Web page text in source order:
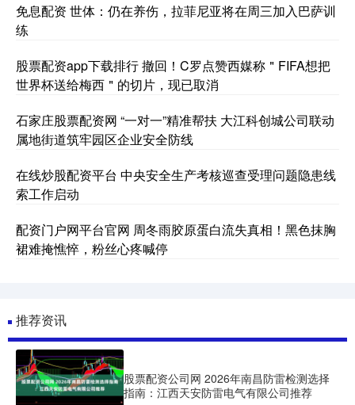
免息配资 世体：仍在养伤，拉菲尼亚将在周三加入巴萨训
练
股票配资app下载排行 撤回！C罗点赞西媒称＂FIFA想把
世界杯送给梅西＂的切片，现已取消
石家庄股票配资网 “一对一”精准帮扶 大江科创城公司联动
属地街道筑牢园区企业安全防线
在线炒股配资平台 中央安全生产考核巡查受理问题隐患线
索工作启动
配资门户网平台官网 周冬雨胶原蛋白流失真相！黑色抹胸
裙难掩憔悴，粉丝心疼喊停
推荐资讯
股票配资公司网 2026年南昌防雷检测选择
指南：江西天安防雷电气有限公司推荐